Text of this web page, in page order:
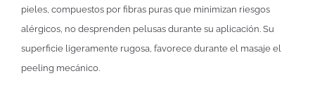
pieles, compuestos por fibras puras que minimizan riesgos
alérgicos, no desprenden pelusas durante su aplicación. Su
superficie ligeramente rugosa, favorece durante el masaje el
peeling mecánico.